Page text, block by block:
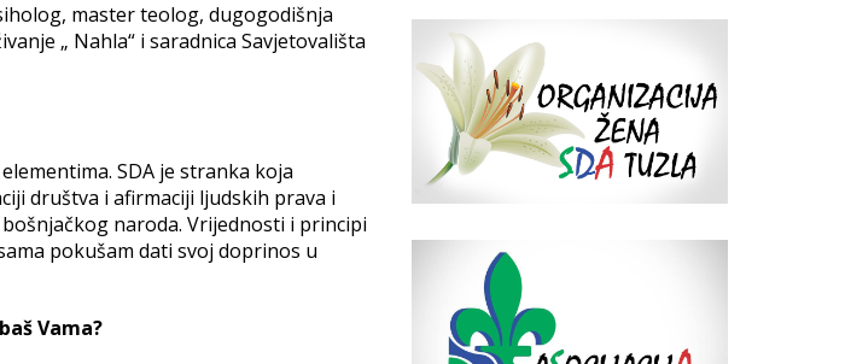
master teolog, dugogodišnja
„ Nahla“ i saradnica Savjetovališta
SDA je stranka koja
društva i afirmaciji ljudskih prava i
naroda. Vrijednosti i principi
pokušam dati svoj doprinos u
Vama?